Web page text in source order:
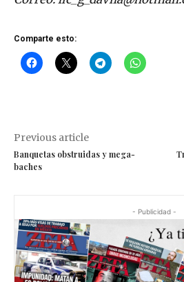
Comparte esto:
Previous article
Banquetas obstruidas y mega-
baches
- Publicidad -